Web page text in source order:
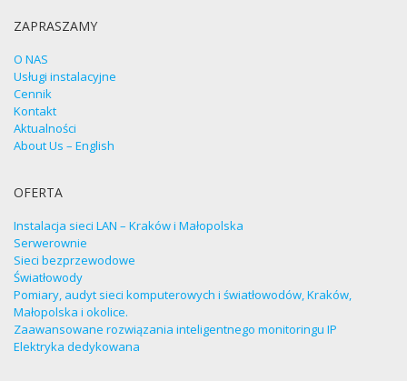
ZAPRASZAMY
O NAS
Usługi instalacyjne
Cennik
Kontakt
Aktualności
About Us – English
OFERTA
Instalacja sieci LAN – Kraków i Małopolska
Serwerownie
Sieci bezprzewodowe
Światłowody
Pomiary, audyt sieci komputerowych i światłowodów, Kraków,
Małopolska i okolice.
Zaawansowane rozwiązania inteligentnego monitoringu IP
Elektryka dedykowana